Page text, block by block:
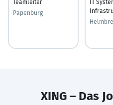
Teamleiter
Papenburg
IT
XING – Das